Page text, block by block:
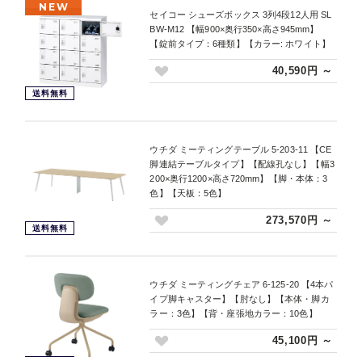
NEW
送料無料
セイコー シューズボックス 3列4段12人用 SL
BW-M12 【幅900×奥行350×高さ945mm】
【錠前タイプ：6種類】【カラー: ホワイト】
40,590円 ～
送料無料
ウチダ ミーティングテーブル 5-203-11 【CE
脚連結テーブルタイプ】【配線孔なし】【幅3
200×奥行1200×高さ720mm】【脚・本体：3
色】【天板：5色】
273,570円 ～
ウチダ ミーティングチェア 6-125-20 【4本パ
イプ脚キャスター】【肘なし】【本体・脚カ
ラー：3色】【背・座張地カラー：10色】
45,100円 ～